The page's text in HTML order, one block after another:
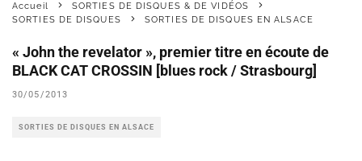
Accueil
SORTIES DE DISQUES & DE VIDÉOS
SORTIES DE DISQUES
SORTIES DE DISQUES EN ALSACE
« John the revelator », premier titre en écoute de
BLACK CAT CROSSIN [blues rock / Strasbourg]
30/05/2013
SORTIES DE DISQUES EN ALSACE